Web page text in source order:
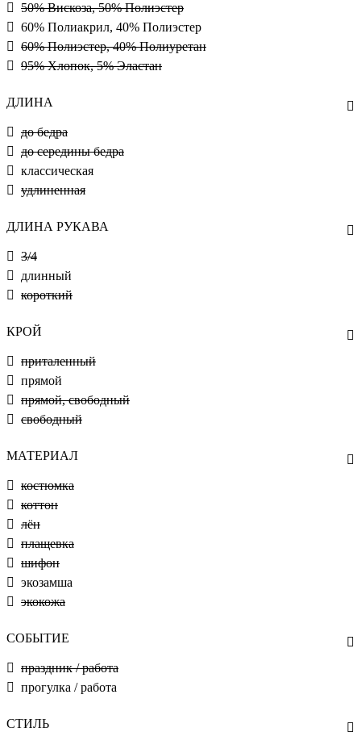
50% Вискоза, 50% Полиэстер
60% Полиакрил, 40% Полиэстер
60% Полиэстер, 40% Полиуретан
95% Хлопок, 5% Эластан
ДЛИНА
до бедра
до середины бедра
классическая
удлиненная
ДЛИНА РУКАВА
3/4
длинный
короткий
КРОЙ
приталенный
прямой
прямой, свободный
свободный
МАТЕРИАЛ
костюмка
коттон
лён
плащевка
шифон
экозамша
экокожа
СОБЫТИЕ
праздник / работа
прогулка / работа
СТИЛЬ